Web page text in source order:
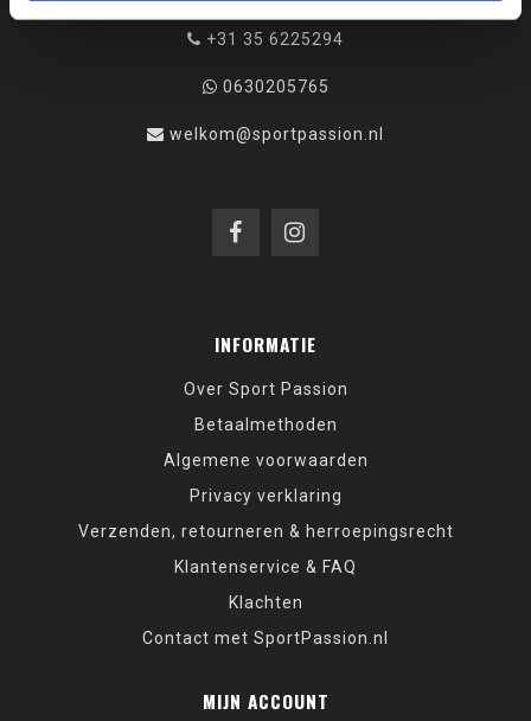
+31 35 6225294
0630205765
welkom@sportpassion.nl
INFORMATIE
Over Sport Passion
Betaalmethoden
Algemene voorwaarden
Privacy verklaring
Verzenden, retourneren & herroepingsrecht
Klantenservice & FAQ
Klachten
Contact met SportPassion.nl
MIJN ACCOUNT